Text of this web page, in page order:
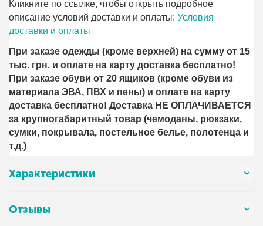
Кликните по ссылке, чтобы открыть подробное
описание условий доставки и оплаты:Условия
доставки и оплаты
При заказе одежды (кроме верхней) на сумму от 15
тыс. грн. и оплате на карту доставка бесплатно!
При заказе обуви от 20 ящиков (кроме обуви из
материала ЭВА, ПВХ и пены) и оплате на карту
доставка бесплатно! Доставка НЕ ОПЛАЧИВАЕТСЯ
за крупногабаритный товар (чемоданы, рюкзаки,
сумки, покрывала, постельное белье, полотенца и
т.д.)
Характеристики
Отзывы